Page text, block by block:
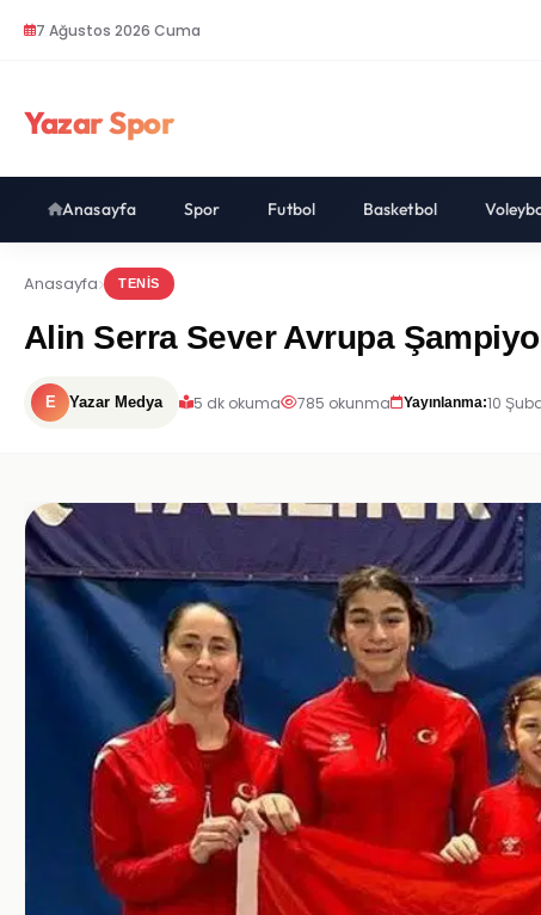
7 Ağustos 2026 Cuma
Yazar Spor
Anasayfa Spor Futbol Basketbol
Anasayfa TENIS
Alin Serra Sever Avrupa
E Yazar Medya 5 dk okuma 785 okunma Yayınlanma:10